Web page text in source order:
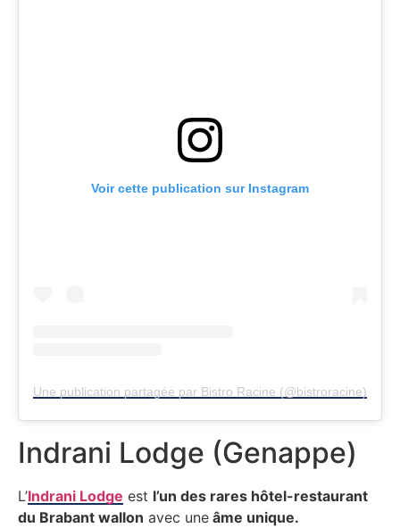
Voir cette publication sur Instagram
Une publication partagée par Bistro Racine (@bistroracine)
Indrani Lodge (Genappe)
L’Indrani Lodge est l’un des rares hôtel-restaurant
du Brabant wallon avec une âme unique.